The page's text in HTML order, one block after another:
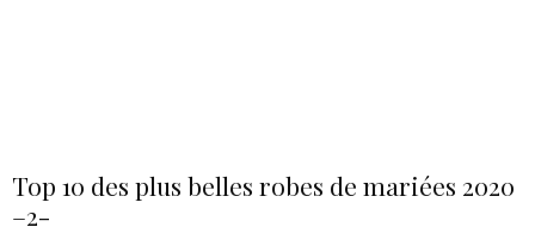
Top 10 des plus belles robes de mariées 2020
–2-